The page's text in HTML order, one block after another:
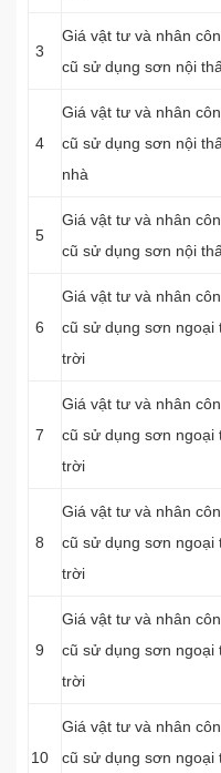
3
Giá vật tư và nhân
cũ sử dụng sơn nội
4
Giá vật tư và nhân
cũ sử dụng sơn nội
nhà
5
Giá vật tư và nhân
cũ sử dụng sơn nội
6
Giá vật tư và nhân
cũ sử dụng sơn ngoại
trời
7
Giá vật tư và nhân
cũ sử dụng sơn ngoại
trời
8
Giá vật tư và nhân
cũ sử dụng sơn ngoại
trời
9
Giá vật tư và nhân
cũ sử dụng sơn ngoại
trời
10
Giá vật tư và nhân
cũ sử dụng sơn ngoại